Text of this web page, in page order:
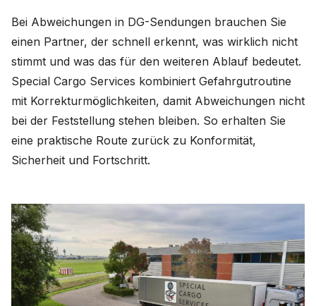
Bei Abweichungen in DG-Sendungen brauchen Sie
einen Partner, der schnell erkennt, was wirklich nicht
stimmt und was das für den weiteren Ablauf bedeutet.
Special Cargo Services kombiniert Gefahrgutroutine
mit Korrekturmöglichkeiten, damit Abweichungen nicht
bei der Feststellung stehen bleiben. So erhalten Sie
eine praktische Route zurück zu Konformität,
Sicherheit und Fortschritt.